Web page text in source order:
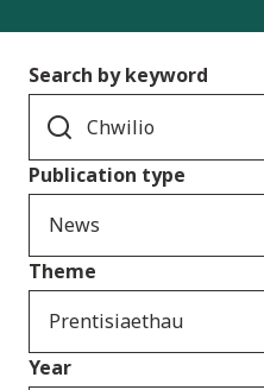
Search by keyword
Publication type
News
Theme
Prentisiaethau
Year